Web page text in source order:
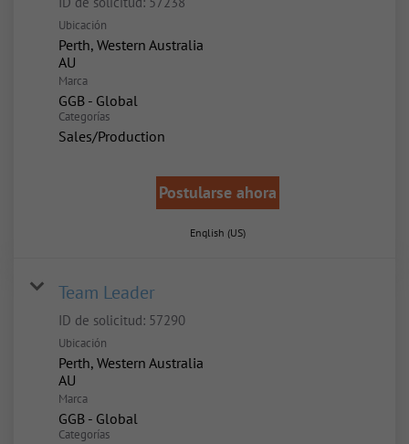
Ubicación
Perth, Western Australia
Marca
GGB - Global
Categorías
Sales/Production
Postularse ahora
English (US)
Team Leader
ID de solicitud: 57290
Ubicación
Perth, Western Australia
Marca
GGB - Global
Categorías